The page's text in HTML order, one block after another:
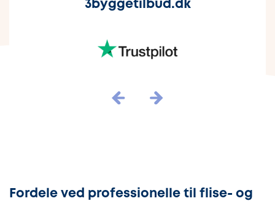
3byggetilbud.dk
Fordele ved professionelle til flise- og